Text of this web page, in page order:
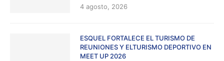
4 agosto, 2026
ESQUEL FORTALECE EL TURISMO DE
REUNIONES Y ELTURISMO DEPORTIVO EN
MEET UP 2026